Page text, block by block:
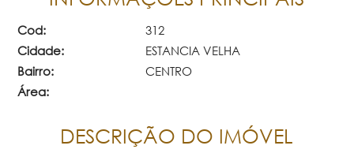
Cod:
312
Cidade:
ESTANCIA VELHA
Bairro:
CENTRO
Área:
DESCRIÇÃO DO IMÓVEL